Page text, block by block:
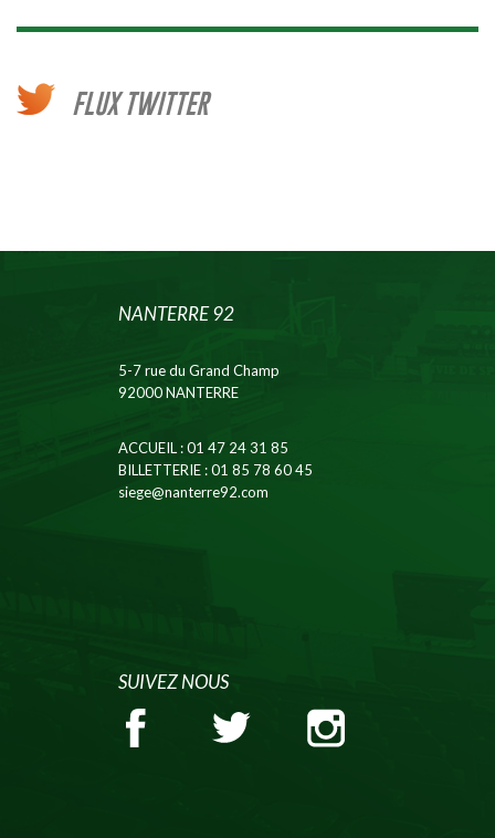
FLUX TWITTER
NANTERRE 92
5-7 rue du Grand Champ
92000 NANTERRE
ACCUEIL: 01 47 24 31 85
BILLETTERIE: 01 85 78 60 45
siege@nanterre92.com
SUIVEZ NOUS